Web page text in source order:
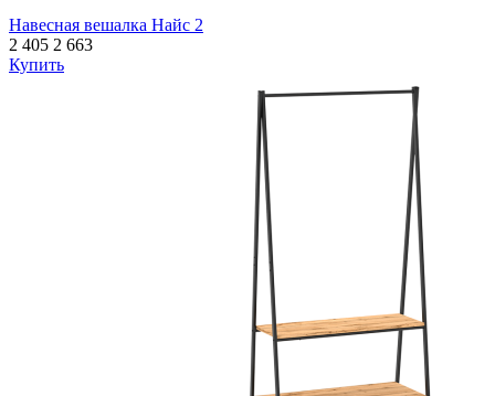
Навесная вешалка Найс 2
2 405 2 663
Купить